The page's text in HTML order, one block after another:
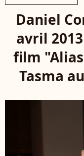
Daniel
avril
film
Tasma